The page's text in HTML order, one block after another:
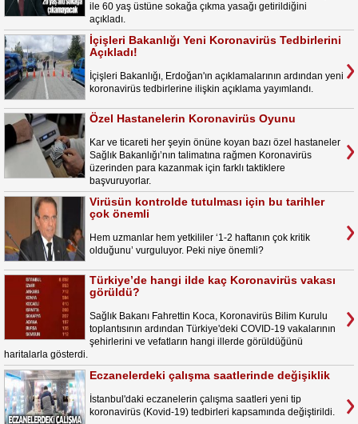
ile 60 yaş üstüne sokağa çıkma yasağı getirildiğini
açıkladı.
İçişleri Bakanlığı Yeni Koronavirüs Tedbirlerini
Açıkladı!
İçişleri Bakanlığı, Erdoğan'ın açıklamalarının ardından yeni
koronavirüs tedbirlerine ilişkin açıklama yayımlandı.
Özel Hastanelerin Koronavirüs Oyunu
Kar ve ticareti her şeyin önüne koyan bazı özel hastaneler
Sağlık Bakanlığı’nın talimatına rağmen Koronavirüs
üzerinden para kazanmak için farklı taktiklere
başvuruyorlar.
Virüsün kontrolde tutulması için bu tarihler
çok önemli
Hem uzmanlar hem yetkililer ‘1-2 haftanın çok kritik
olduğunu’ vurguluyor. Peki niye önemli?
Türkiye’de hangi ilde kaç Koronavirüs vakası
görüldü?
Sağlık Bakanı Fahrettin Koca, Koronavirüs Bilim Kurulu
toplantısının ardından Türkiye'deki COVID-19 vakalarının
şehirlerini ve vefatların hangi illerde görüldüğünü
haritalarla gösterdi.
Eczanelerdeki çalışma saatlerinde değişiklik
İstanbul'daki eczanelerin çalışma saatleri yeni tip
koronavirüs (Kovid-19) tedbirleri kapsamında değiştirildi.